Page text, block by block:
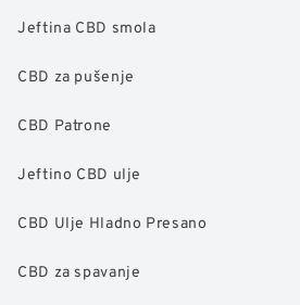
Jeftina CBD smola
CBD za pušenje
CBD Patrone
Jeftino CBD ulje
CBD Ulje Hladno Presano
CBD za spavanje